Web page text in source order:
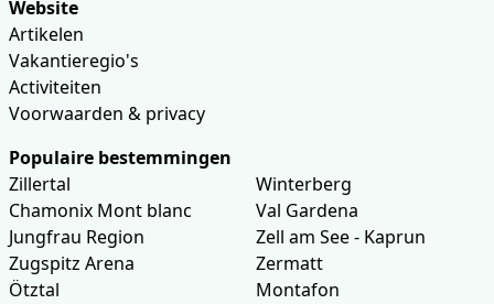
Website
Artikelen
Vakantieregio's
Activiteiten
Voorwaarden & privacy
Populaire bestemmingen
Zillertal
Chamonix Mont blanc
Jungfrau Region
Zugspitz Arena
Ötztal
Winterberg
Val Gardena
Zell am See - Kaprun
Zermatt
Montafon